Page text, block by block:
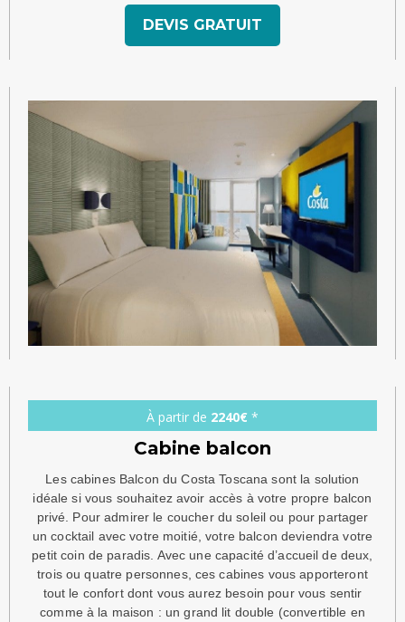
DEVIS GRATUIT
À partir de 2240€ *
Cabine balcon
Les cabines Balcon du Costa Toscana sont la solution
idéale si vous souhaitez avoir accès à votre propre balcon
privé. Pour admirer le coucher du soleil ou pour partager
un cocktail avec votre moitié, votre balcon deviendra votre
petit coin de paradis. Avec une capacité d’accueil de deux,
trois ou quatre personnes, ces cabines vous apporteront
tout le confort dont vous aurez besoin pour vous sentir
comme à la maison : un grand lit double (convertible en